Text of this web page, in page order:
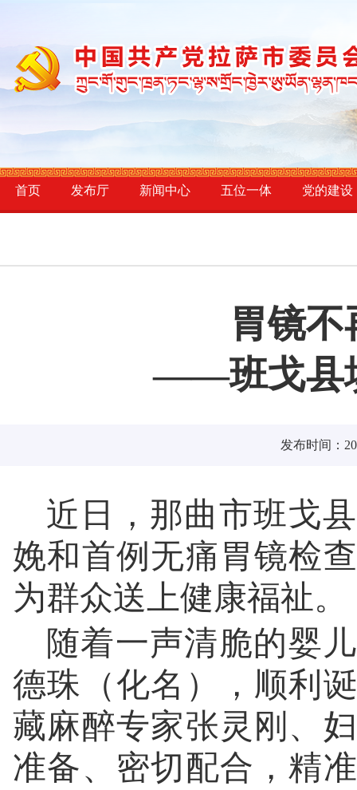
首页 发布厅 新闻中心 五位一体 党的建设
胃镜
——班戈县
发布时间：
近日，那曲市班戈
娩和首例无痛胃镜检
为群众送上健康福祉。
随着一声清脆的婴
德珠（化名），顺利
藏麻醉专家张灵刚、
准备、密切配合，精